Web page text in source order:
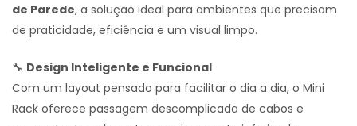
de Parede, a solução ideal para ambientes que precisam
de praticidade, eficiência e um visual limpo.
🔧 Design Inteligente e Funcional
Com um layout pensado para facilitar o dia a dia, o Mini
Rack oferece passagem descomplicada de cabos e